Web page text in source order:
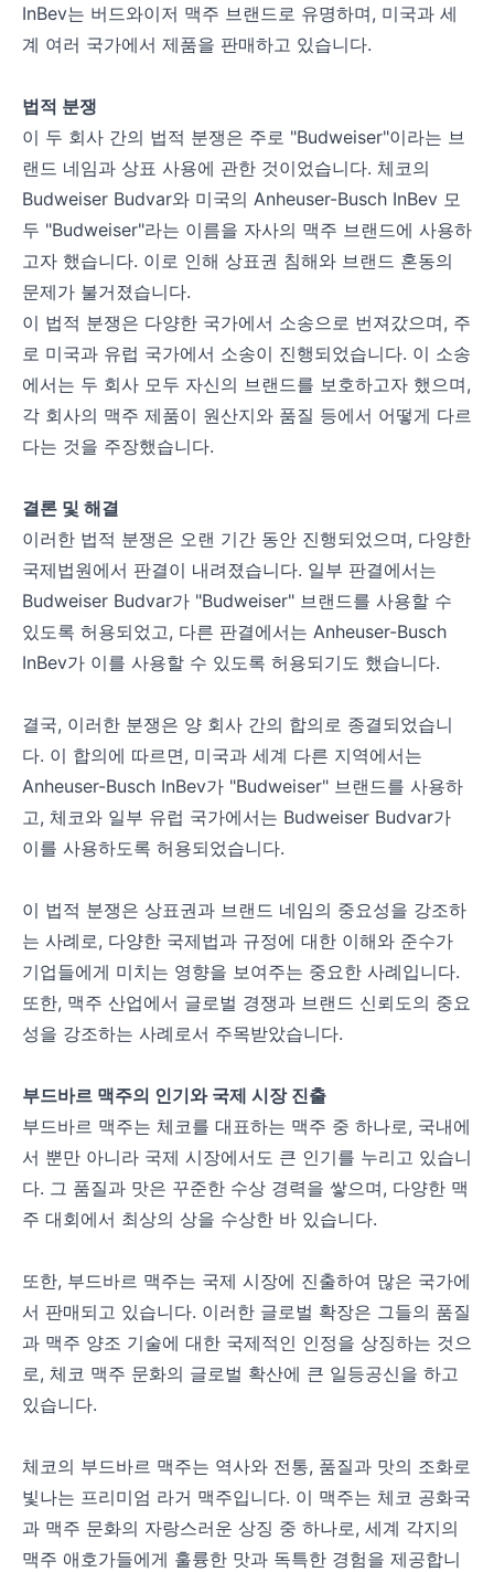
InBev는 버드와이저 맥주 브랜드로 유명하며, 미국과 세
계 여러 국가에서 제품을 판매하고 있습니다.
법적 분쟁
이 두 회사 간의 법적 분쟁은 주로 "Budweiser"이라는 브
랜드 네임과 상표 사용에 관한 것이었습니다. 체코의
Budweiser Budvar와 미국의 Anheuser-Busch InBev 모
두 "Budweiser"라는 이름을 자사의 맥주 브랜드에 사용하
고자 했습니다. 이로 인해 상표권 침해와 브랜드 혼동의
문제가 불거졌습니다.
이 법적 분쟁은 다양한 국가에서 소송으로 번져갔으며, 주
로 미국과 유럽 국가에서 소송이 진행되었습니다. 이 소송
에서는 두 회사 모두 자신의 브랜드를 보호하고자 했으며,
각 회사의 맥주 제품이 원산지와 품질 등에서 어떻게 다르
다는 것을 주장했습니다.
결론 및 해결
이러한 법적 분쟁은 오랜 기간 동안 진행되었으며, 다양한
국제법원에서 판결이 내려졌습니다. 일부 판결에서는
Budweiser Budvar가 "Budweiser" 브랜드를 사용할 수
있도록 허용되었고, 다른 판결에서는 Anheuser-Busch
InBev가 이를 사용할 수 있도록 허용되기도 했습니다.
결국, 이러한 분쟁은 양 회사 간의 합의로 종결되었습니
다. 이 합의에 따르면, 미국과 세계 다른 지역에서는
Anheuser-Busch InBev가 "Budweiser" 브랜드를 사용하
고, 체코와 일부 유럽 국가에서는 Budweiser Budvar가
이를 사용하도록 허용되었습니다.
이 법적 분쟁은 상표권과 브랜드 네임의 중요성을 강조하
는 사례로, 다양한 국제법과 규정에 대한 이해와 준수가
기업들에게 미치는 영향을 보여주는 중요한 사례입니다.
또한, 맥주 산업에서 글로벌 경쟁과 브랜드 신뢰도의 중요
성을 강조하는 사례로서 주목받았습니다.
부드바르 맥주의 인기와 국제 시장 진출
부드바르 맥주는 체코를 대표하는 맥주 중 하나로, 국내에
서 뿐만 아니라 국제 시장에서도 큰 인기를 누리고 있습니
다. 그 품질과 맛은 꾸준한 수상 경력을 쌓으며, 다양한 맥
주 대회에서 최상의 상을 수상한 바 있습니다.
또한, 부드바르 맥주는 국제 시장에 진출하여 많은 국가에
서 판매되고 있습니다. 이러한 글로벌 확장은 그들의 품질
과 맥주 양조 기술에 대한 국제적인 인정을 상징하는 것으
로, 체코 맥주 문화의 글로벌 확산에 큰 일등공신을 하고
있습니다.
체코의 부드바르 맥주는 역사와 전통, 품질과 맛의 조화로
빛나는 프리미엄 라거 맥주입니다. 이 맥주는 체코 공화국
과 맥주 문화의 자랑스러운 상징 중 하나로, 세계 각지의
맥주 애호가들에게 훌륭한 맛과 독특한 경험을 제공합니